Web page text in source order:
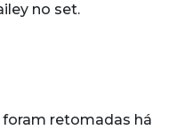
no set.
foram retomadas há